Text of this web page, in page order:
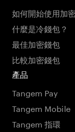
如何開始使用加
什麼是冷錢包？
最佳加密錢包
比較加密錢包
產品
Tangem Pay
Tangem Mobile
Tangem 指環